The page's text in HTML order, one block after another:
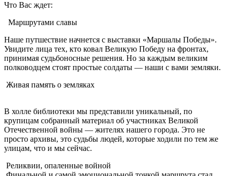
Что Вас ждет:
Маршрутами славы
Наше путшествие начнется с выставки «Маршалы Победы».
Увидите лица тех, кто ковал Великую Победу на фронтах,
принимая судьбоносные решения. Но за каждым великим
полководцем стоят простые солдаты — наши с вами земляки.
Живая память о земляках
В холле библиотеки мы представили уникальный, по
крупицам собранный материал об участниках Великой
Отечественной войны — жителях нашего города. Это не
просто архивы, это судьбы людей, которые ходили по тем же
улицам, что и мы сейчас.
Реликвии, опаленные войной